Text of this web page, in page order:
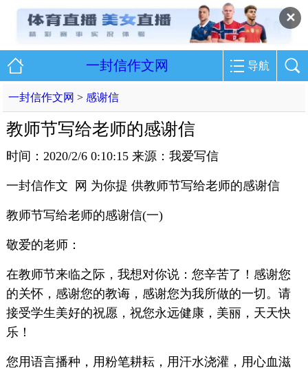
✕
一封信作文网 导航
一封信作文网 >感谢信
教师节写给老师的感谢信
时间：2020/2/6 0:10:15 来源：我爱写信
一封信作文 网 为你提 供教师节写给老师的感谢信
教师节写给老师的感谢信(一)
敬爱的老师：
在教师节来临之际，我想对你说：您辛苦了！感谢您
的关怀，感谢您的教诲，感谢您为我所做的一切。请
接受学生美好的祝愿，祝您永远健康，美丽，天天快
乐！
您用语言播种，用粉笔耕耘，用汗水浇灌，用心血滋